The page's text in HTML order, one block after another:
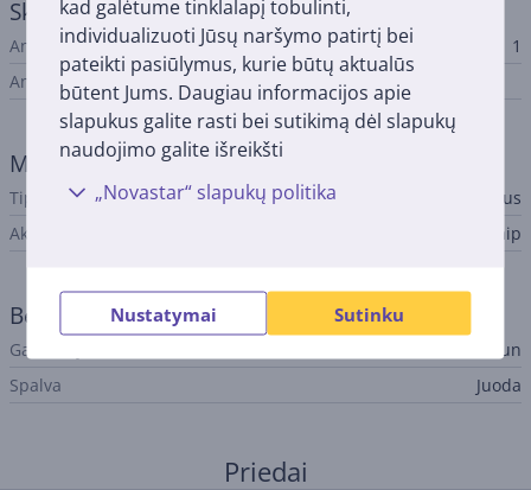
kad galėtume tinklalapį tobulinti,
individualizuoti Jūsų naršymo patirtį bei
pateikti pasiūlymus, kurie būtų aktualūs
būtent Jums. Daugiau informacijos apie
slapukus galite rasti bei sutikimą dėl slapukų
naudojimo galite išreikšti
„Novastar“ slapukų politika
Nustatymai Sutinku
Skutimo galvutės
Antgalių kiekis rinkinyje
1
Antgaliai rinkinyje
Maitinimas
Tipas
akumuliatorius
Akumuliatoriaus indikatorius
Taip
Bendri parametrai
Gamintojas
Braun
Spalva
Juoda
Priedai